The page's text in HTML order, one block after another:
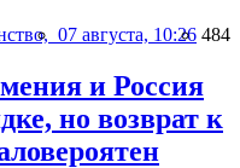
07 августа, 10:26 484
и Россия
но возврат к